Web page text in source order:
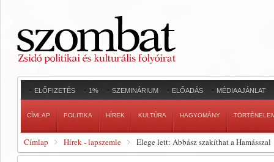
ELŐFIZETÉS 1% SZEMINÁRIUM ELŐADÁS MÉDIAAJÁNLAT
CÍMLAP POLITIKA HÍREK KULTÚRA HAGYOMÁNY
Címlap Hírek - lapszemle Elege lett: Abbász szakíthat a Hamásszal